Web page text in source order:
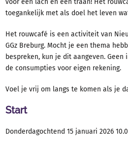
toegankelijk met als doel het leven
Het rouwcafé is een activiteit van
GGz Breburg. Mocht je een thema
bespreken, kun je dit aangeven. Geen
de consumpties voor eigen rekening.
Voel je vrij om langs te komen als je
Start
Donderdagochtend 15 januari 2026